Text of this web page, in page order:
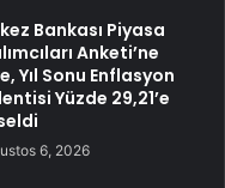
Bankası Piyasa
Anketi’ne
Yıl Sonu Enflasyon
Yüzde 29,21’e
6, 2026